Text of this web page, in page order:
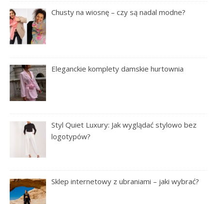
Chusty na wiosnę – czy są nadal modne?
Eleganckie komplety damskie hurtownia
Styl Quiet Luxury: Jak wyglądać stylowo bez
logotypów?
Sklep internetowy z ubraniami – jaki wybrać?